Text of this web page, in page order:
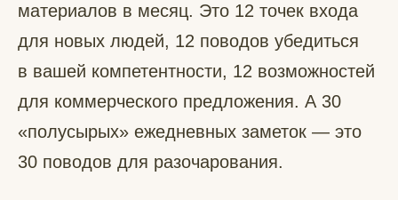
материалов в месяц. Это 12 точек входа
для новых людей, 12 поводов убедиться
в вашей компетентности, 12 возможностей
для коммерческого предложения. А 30
«полусырых» ежедневных заметок — это
30 поводов для разочарования.